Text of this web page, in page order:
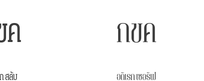
สลับ
กขค
อดิเรก เซอริฟ